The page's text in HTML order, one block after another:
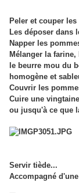
Peler et couper
Les déposer dans
Napper les
Mélanger la
le beurre mou du
homogène et
Couvrir les
Cuire une
ou jusqu'à ce que
Servir tiède...
Accompagné